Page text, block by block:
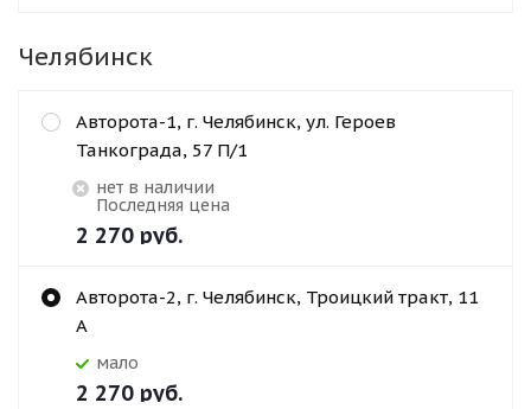
Челябинск
Авторота-1, г. Челябинск, ул. Героев
Танкограда, 57 П/1
Нет в наличии
Последняя цена
2 270 руб.
Авторота-2, г. Челябинск, Троицкий тракт, 11
А
Мало
2 270 руб.